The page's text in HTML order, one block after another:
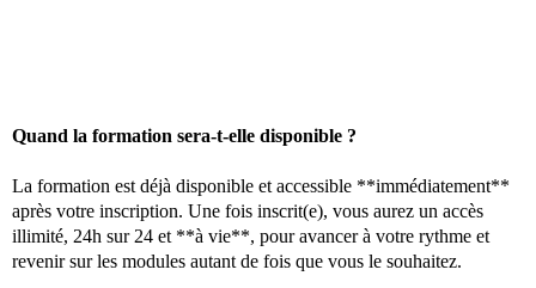
Quand la formation sera-t-elle disponible ?
La formation est déjà disponible et accessible **immédiatement**
après votre inscription. Une fois inscrit(e), vous aurez un accès
illimité, 24h sur 24 et **à vie**, pour avancer à votre rythme et
revenir sur les modules autant de fois que vous le souhaitez.